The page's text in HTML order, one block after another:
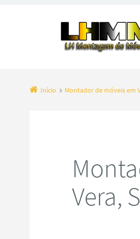
Início Montador de móveis em
Vera,